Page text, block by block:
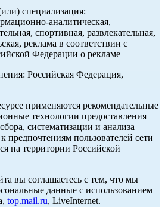
специализация:
аналитическая,
спортивная, развлекательная,
реклама в соответствии с
Федерации о рекламе
Российская Федерация,
применяются рекомендательные
технологии предоставления
систематизации и анализа
предпочтениям пользователей сети
на территории Российской
вы соглашаетесь с тем, что мы
данные с использованием
top.mail.ru, LiveInternet.